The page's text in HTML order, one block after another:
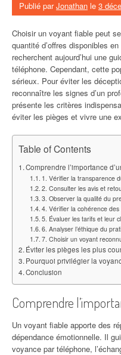
Publié parJonathan le 3
Choisir un voyant fiable peut
quantité d’offres disponibles
recherchent aujourd’hui une
téléphone. Cependant, cette
sérieux. Pour éviter les
reconnaître les signes d’un
présente les critères
éviter les pièges et vivre une
Table of Contents
Comprendre l’importance
1. Vérifier la transparence
2. Consulter les avis et
3. Observer la qualité du
4. Vérifier la cohérence
5. Évaluer les tarifs et leur
6. Analyser l’éthique du
7. Choisir un voyant
Éviter les pièges les plus
Pourquoi privilégier la
Conclusion
Comprendre
Un voyant fiable apporte des
dépendance émotionnelle. Il
voyance par téléphone,